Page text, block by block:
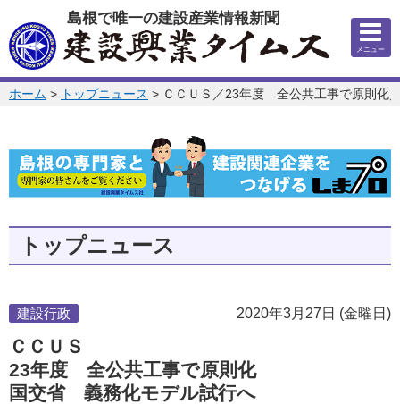
このページの本文へ
島根で唯一の建設産業情報新聞
メニュー
このページの位置:
ホーム > トップニュース > ＣＣＵＳ／23年度 全公共工事で原則化
トップニュース
2020年3月27日 (金曜日)
建設行政
ＣＣＵＳ
23年度 全公共工事で原則化
国交省 義務化モデル試行へ